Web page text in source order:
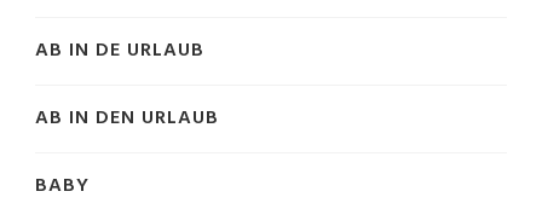
AB IN DE URLAUB
AB IN DEN URLAUB
BABY